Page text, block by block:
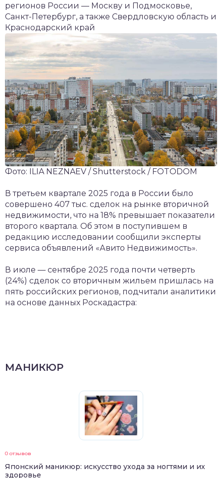
регионов России — Москву и Подмосковье,
Санкт-Петербург, а также Свердловскую область и
Краснодарский край
Фото: ILIA NEZNAEV / Shutterstock / FOTODOM
В третьем квартале 2025 года в России было
совершено 407 тыс. сделок на рынке вторичной
недвижимости, что на 18% превышает показатели
второго квартала. Об этом в поступившем в
редакцию исследовании сообщили эксперты
сервиса объявлений «Авито Недвижимость».
В июле — сентябре 2025 года почти четверть
(24%) сделок со вторичным жильем пришлась на
пять российских регионов, подчитали аналитики
на основе данных Роскадастра:
МАНИКЮР
0 отзывов
Японский маникюр: искусство ухода за ногтями и их
здоровье